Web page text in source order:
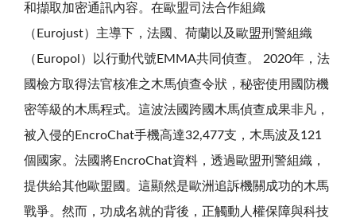
和擷取加密通訊內容。在歐盟司法合作組織
（Eurojust）主導下，法國、荷蘭以及歐盟刑警組織
（Europol）以行動代號EMMA共同偵查。 2020年，法
國檢方取得法官核准之木馬偵查令狀，秘密使用國防機
密等級的木馬程式。這波法國跨國木馬偵查成果非凡，
被入侵的EncroChat手機高達32,477支，木馬波及121
個國家。法國將EncroChat資料，透過歐盟刑警組織，
提供給其他歐盟國。這顯然是歐洲追訴機關成功的木馬
戰爭。然而，功成名就的背後，正觸動人權保障與科技